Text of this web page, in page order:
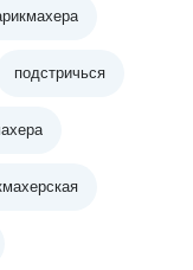
подстричься